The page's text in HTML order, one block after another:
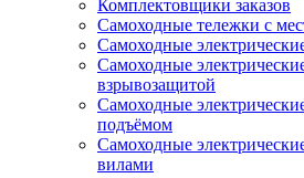
Комплектовщики заказов
Самоходные тележки с
Самоходные
Самоходные
взрывозащитой
Самоходные
подъёмом
Самоходные
вилами